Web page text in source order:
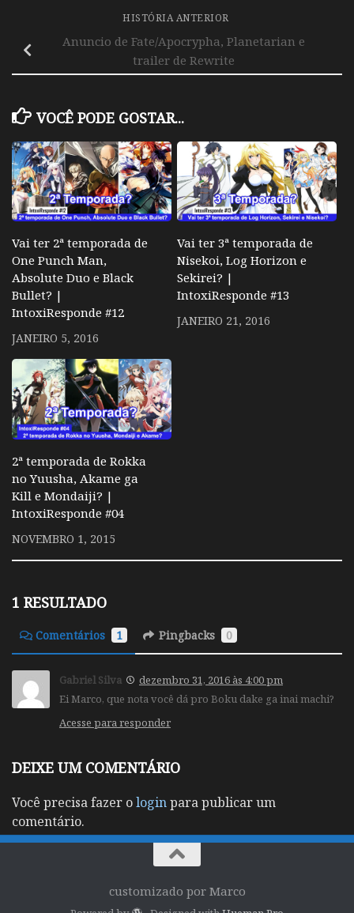
HISTÓRIA ANTERIOR
Anuncio de Fate/Apocrypha, Planetarian e
trailer de Rewrite
VOCÊ PODE GOSTAR...
Vai ter 2ª temporada de
One Punch Man,
Absolute Duo e Black
Bullet? |
IntoxiResponde #12
JANEIRO 5, 2016
Vai ter 3ª temporada de
Nisekoi, Log Horizon e
Sekirei? |
IntoxiResponde #13
JANEIRO 21, 2016
2ª temporada de Rokka
no Yuusha, Akame ga
Kill e Mondaiji? |
IntoxiResponde #04
NOVEMBRO 1, 2015
1 RESULTADO
Comentários 1 Pingbacks 0
Gabriel Silva
dezembro 31, 2016 às 4:00 pm
Ei Marco, que nota você dá pro Boku dake ga inai machi?
Acesse para responder
DEIXE UM COMENTÁRIO
Você precisa fazer ologinpara publicar um
comentário.
customizado por Marco